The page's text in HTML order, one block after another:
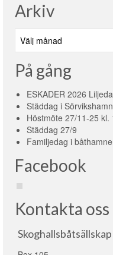
Arkiv
På gång
ESKADER 2026
Städdag i
Höstmöte 27/11-25 kl.
Städdag 27/9
Familjedag i
Facebook
Kontakta oss
Skoghallsbåtsällskap